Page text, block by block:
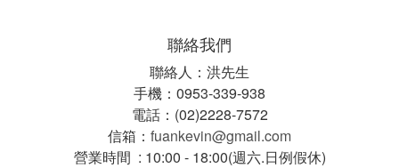
聯絡我們
聯絡人：洪先生
手機：0953-339-938
電話：(02)2228-7572
信箱： fuankevin@gmail.com
營業時間 : 10:00 - 18:00(週六.日例假休)